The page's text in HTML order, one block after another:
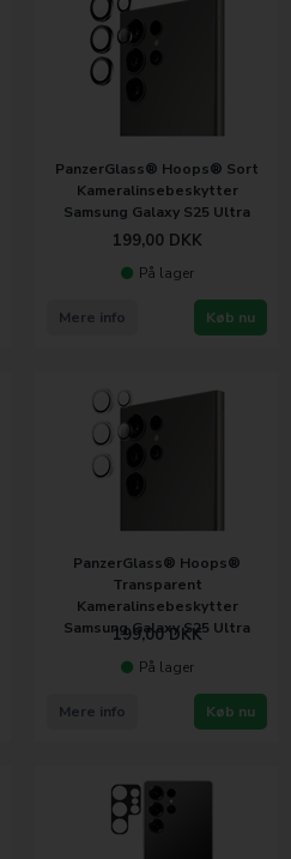
PanzerGlass® Hoops® Sort
Kameralinsebeskytter
Samsung Galaxy S25 Ultra
199,00 DKK
På lager
Køb nu
Mere info
PanzerGlass® Hoops®
Transparent
Kameralinsebeskytter
Samsung Galaxy S25 Ultra
199,00DKK
På lager
Køb nu
Mere info